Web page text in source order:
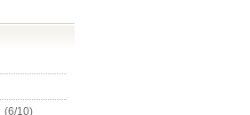
(6/10)